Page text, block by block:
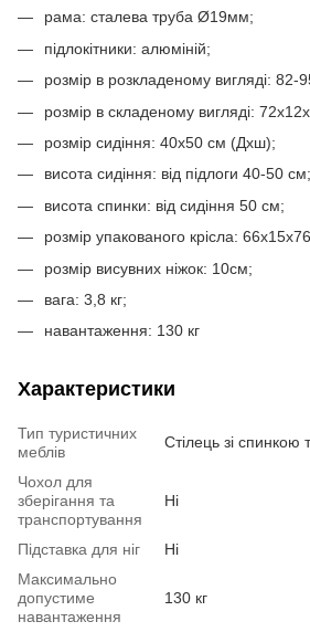
рама: сталева труба Ø19мм;
підлокітники: алюміній;
розмір в розкладеному вигляді:
розмір в складеному вигляді:
розмір сидіння: 40х50 см (Дхш);
висота сидіння: від підлоги 40-50 см;
висота спинки: від сидіння 50 см;
розмір упакованого крісла:
розмір висувних ніжок: 10см;
вага: 3,8 кг;
навантаження: 130 кг
Характеристики
Тип туристичних
меблів
Стілець зі спинкою
Чохол для
зберігання та
транспортування
Ні
Підставка для ніг
Ні
Максимально
допустиме
навантаження
130 кг